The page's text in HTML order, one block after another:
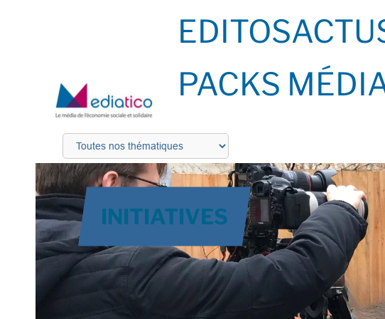
EDITOS
PACKS
INITIATIVES